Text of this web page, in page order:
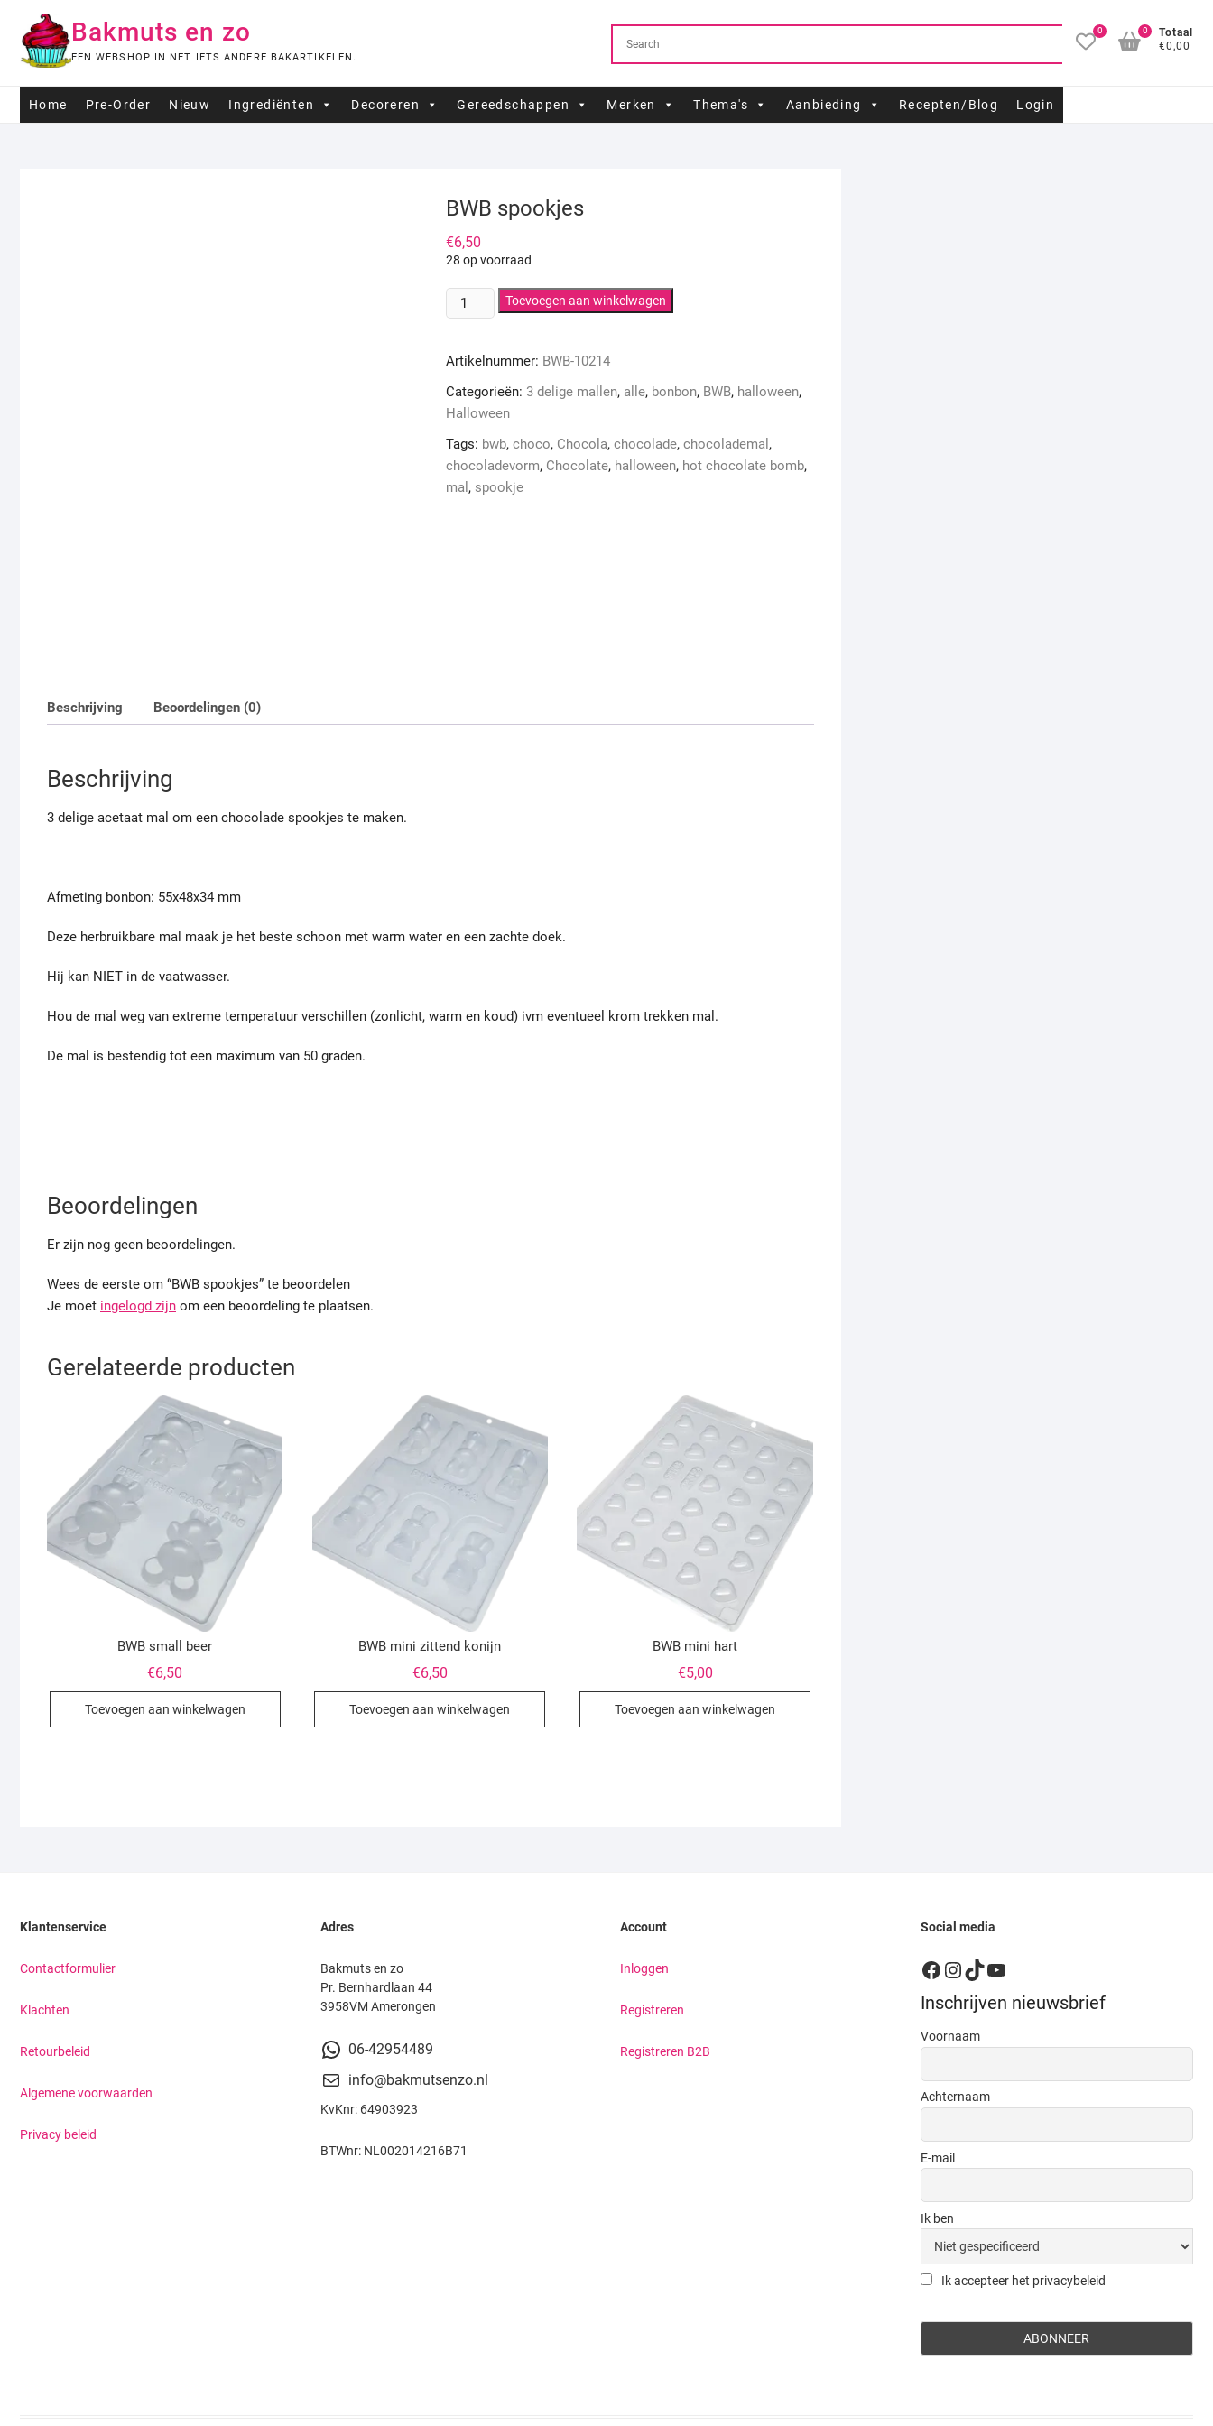
naar
Bakmuts en zo
EEN WEBSHOP IN NET IETS ANDERE BAKARTIKELEN.
0
Totaal
€0,00
0
Home Pre-Order Nieuw Ingrediënten Decoreren Gereedschappen Merken Thema's Aanbieding Recepten/Blog Login
BWB spookjes
€6,50
28 op voorraad
BWB
spookjes
Toevoegen aan winkelwagen
Artikelnummer: BWB-10214
Categorieën: 3 delige mallen, alle, bonbon, BWB, halloween,
Halloween
Tags: bwb, choco, Chocola, chocolade, chocolademal ,
chocoladevorm, Chocolate, halloween, hot chocolate bomb,
mal , spookje
Beschrijving Beoordelingen (0)
Beschrijving
3 delige acetaat mal om een chocolade spookjes te maken.
Afmeting bonbon: 55x48x34 mm
Deze herbruikbare mal maak je het beste schoon met warm water en een zachte doek.
Hij kan NIET in de vaatwasser.
Hou de mal weg van extreme temperatuur verschillen (zonlicht, warm en koud) ivm eventueel krom trekken mal.
De mal is bestendig tot een maximum van 50 graden.
Beoordelingen
Er zijn nog geen beoordelingen.
Wees de eerste om “BWB spookjes” te beoordelen
Je moet ingelogd zijn om een beoordeling te plaatsen.
Gerelateerde producten
BWB small beer
€6,50
Toevoegen aan winkelwagen
BWB mini zittend konijn
€6,50
Toevoegen aan winkelwagen
BWB mini hart
€5,00
Toevoegen aan winkelwagen
Klantenservice
Contactformulier
Klachten
Retourbeleid
Algemene voorwaarden
Privacy beleid
Adres
Bakmuts en zo
Pr. Bernhardlaan 44
3958VM Amerongen
06-42954489
info@bakmutsenzo.nl
KvKnr: 64903923
BTWnr: NL002014216B71
Account
Inloggen
Registreren
Registreren B2B
Social media
Facebook
Instagram
TikTok
YouTube
Inschrijven nieuwsbrief
Voornaam
Achternaam
E-mail
Ik ben
Ik accepteer het privacybeleid